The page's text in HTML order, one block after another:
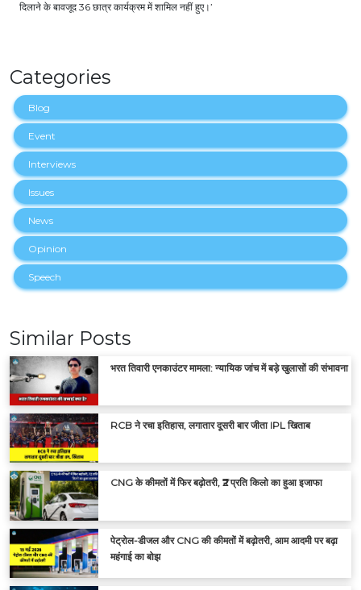
दिलाने के बावजूद 36 छात्र कार्यक्रम में शामिल नहीं हुए।’
Categories
Blog
Event
Interviews
Issues
News
Opinion
Speech
Similar Posts
भरत तिवारी एनकाउंटर मामला: न्यायिक जांच में बड़े खुलासों की संभावना
RCB ने रचा इतिहास, लगातार दूसरी बार जीता IPL खिताब
CNG के कीमतों में फिर बढ़ोतरी, ₹2 प्रति किलो का हुआ इजाफा
पेट्रोल-डीजल और CNG की कीमतों में बढ़ोतरी, आम आदमी पर बढ़ा
महंगाई का बोझ